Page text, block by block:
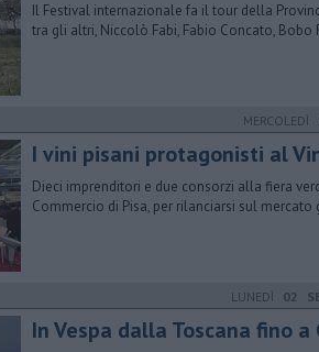
Il Festival internazionale fa il tour della
tra gli altri, Niccolò Fabi, Fabio Concato, Bobo
MERCOLEDÌ
I vini pisani protagonisti al
Dieci imprenditori e due consorzi alla fiera
Commercio di Pisa, per rilanciarsi sul mercato
LUNEDÌ 02
In Vespa dalla Toscana fino a